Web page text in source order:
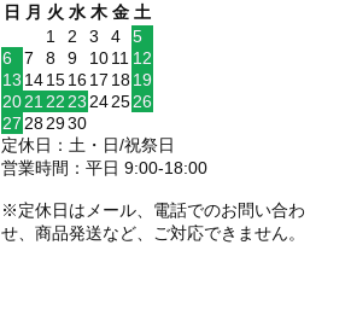
日
月 火 水 木 金 土
1
2 3 4
5
6
7 8 9 1011 12
13 14151617 1819
2021 22 23 242526
27 282930
定休日：土・日/祝祭日
営業時間：平日 9:00-18:00
※定休日はメール、電話でのお問い合わ
せ、商品発送など、ご対応できません。